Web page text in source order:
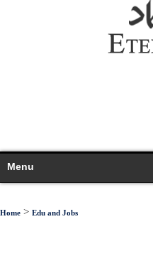
Menu
Home > Edu and Jobs